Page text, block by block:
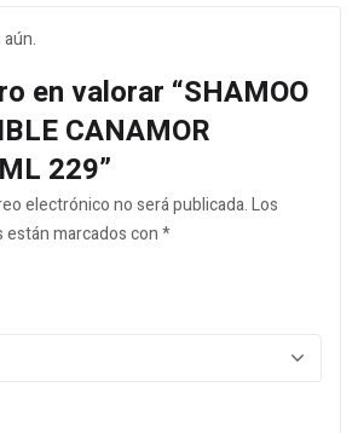
en valorar “SHAMOO
CANAMOR
229”
electrónico no será publicada.Los
marcados con*